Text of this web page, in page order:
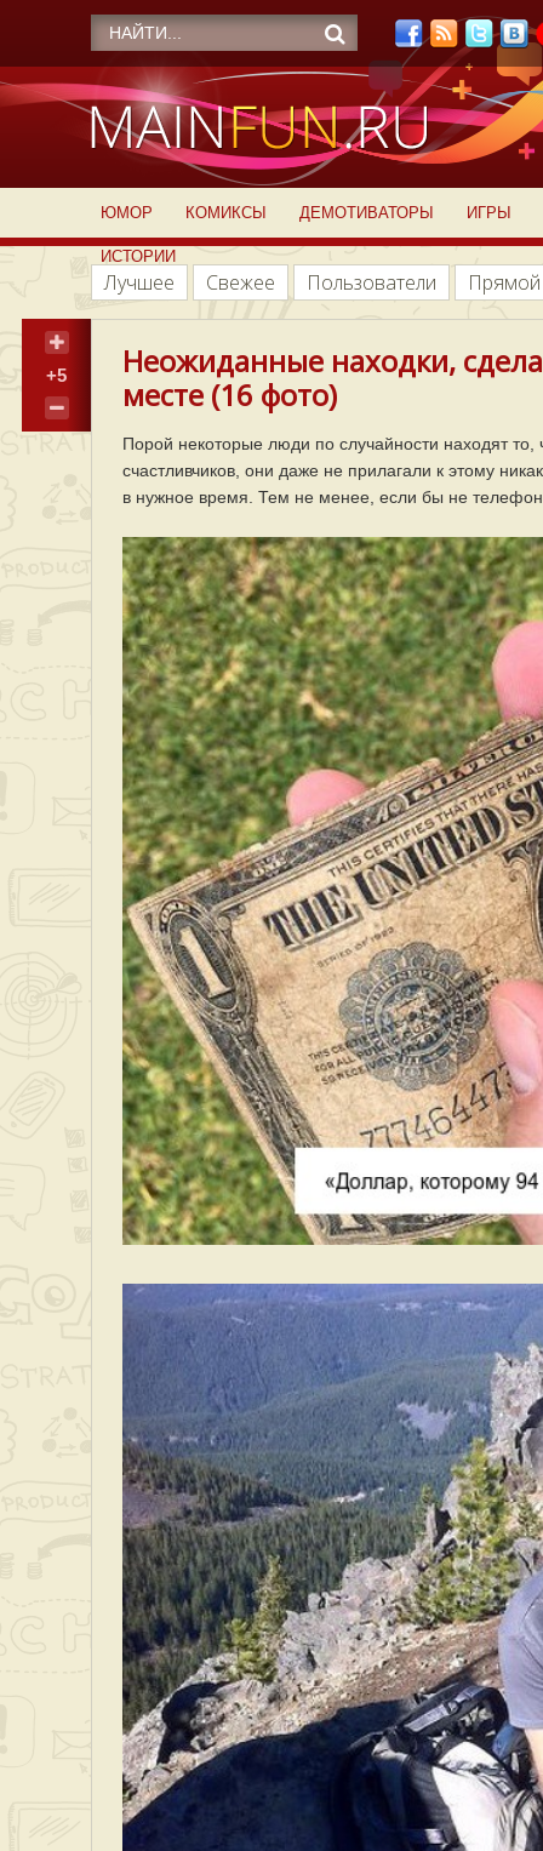
ЮМОР КОМИКСЫ ДЕМОТИВАТОРЫ ИГРЫ
ИСТОРИИ
Лучшее Свежее Пользователи
+5
Неожиданные находки,
месте (16 фото)
Порой некоторые люди по случайности находят
счастливчиков, они даже не прилагали к этому
в нужное время. Тем не менее, если бы не